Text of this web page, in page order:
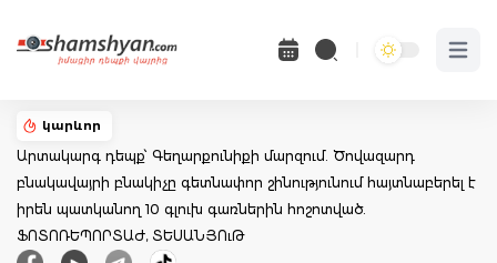
Open
կարևոր
Արտակարգ դեպք՝ Գեղարքունիքի մարզում. Ծովազարդ
բնակավայրի բնակիչը գետնափոր շինությունում հայտնաբերել է
իրեն պատկանող 10 գլուխ գառներին հոշոտված.
ՖՈՏՈՌԵՊՈՐՏԱԺ, ՏԵՍԱՆՅՈւԹ